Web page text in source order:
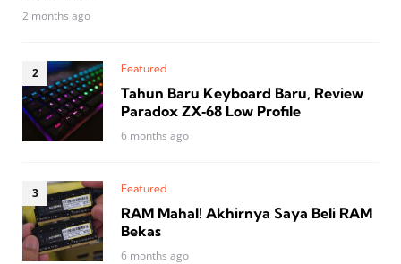
2 months ago
Featured
Tahun Baru Keyboard Baru, Review
Paradox ZX‑68 Low Profile
6 months ago
Featured
RAM Mahal! Akhirnya Saya Beli RAM
Bekas
6 months ago